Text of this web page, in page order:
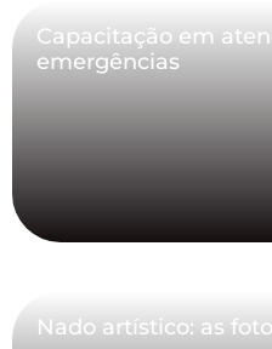
Capacitação em
emergências
Nado artístico: as